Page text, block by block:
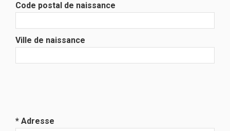
Code postal de naissance
Ville de naissance
* Adresse